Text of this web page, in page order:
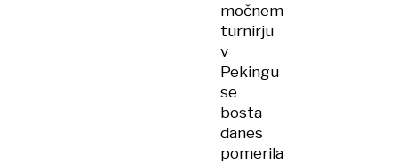
močnem
turnirju
v
Pekingu
se
bosta
danes
pomerila